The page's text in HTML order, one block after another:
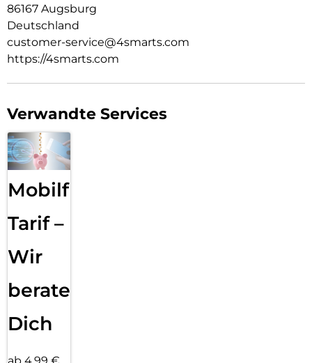
86167 Augsburg
Deutschland
customer-service@4smarts.com
https://4smarts.com
Verwandte Services
Mobilfunk
Tarif –
Wir
beraten
Dich
ab 4,99 €